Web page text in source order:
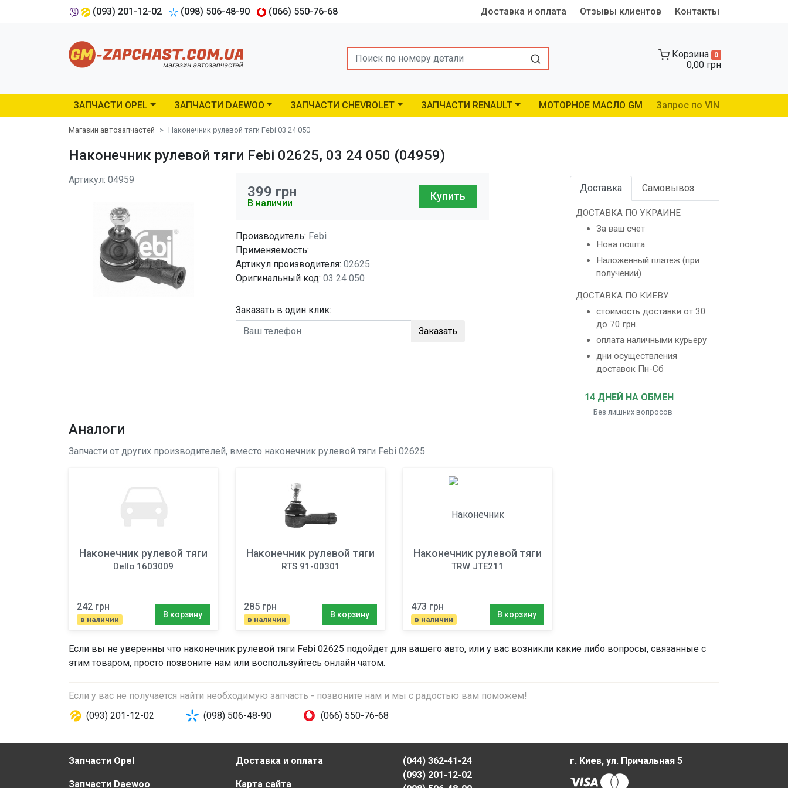
(093) 201-12-02 (098) 506-48-90 (066) 550-76-68 Доставка и оплата Отзывы клиентов Контакты
Search Корзина 0
0,00 грн
ЗАПЧАСТИ OPEL ЗАПЧАСТИ DAEWOO ЗАПЧАСТИ CHEVROLET ЗАПЧАСТИ RENAULT МОТОРНОЕ МАСЛО GM Запрос по VIN
Магазин автозапчастей Наконечник рулевой тяги Febi 03 24 050
Наконечник рулевой тяги Febi 02625, 03 24 050 (04959)
Артикул: 04959
399 грн
В наличии
Купить
Производитель: Febi
Применяемость:
Артикул производителя: 02625
Оригинальный код: 03 24 050
Заказать в один клик:
Заказать
Доставка Самовывоз
ДОСТАВКА ПО УКРАИНЕ
За ваш счет
Нова пошта
Наложенный платеж (при
получении)
ДОСТАВКА ПО КИЕВУ
стоимость доставки от 30
до 70 грн.
оплата наличными курьеру
дни осуществления
доставок Пн-Сб
14 ДНЕЙ НА ОБМЕН
Без лишних вопросов
Аналоги
Запчасти от других производителей, вместо наконечник рулевой тяги Febi 02625
Наконечник рулевой тяги
Dello 1603009
242 грн
в наличии
В корзину
Наконечник рулевой тяги
RTS 91-00301
285 грн
в наличии
В корзину
Наконечник рулевой тяги
TRW JTE211
473 грн
в наличии
В корзину
Если вы не уверенны что наконечник рулевой тяги Febi 02625 подойдет для вашего авто, или у вас возникли какие либо вопросы, связанные с
этим товаром, просто позвоните нам или воспользуйтесь онлайн чатом.
Если у вас не получается найти необходимую запчасть - позвоните нам и мы с радостью вам поможем!
(093) 201-12-02
(098) 506-48-90 (066) 550-76-68
Запчасти Opel
Запчасти Daewoo
Доставка и оплата
Карта сайта
(044) 362-41-24
(093) 201-12-02
г. Киев, ул. Причальная 5